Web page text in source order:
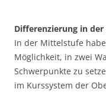
Differenzierung in
In der Mittelstufe
Möglichkeit, in zwei
Schwerpunkte zu
im Kurssystem der